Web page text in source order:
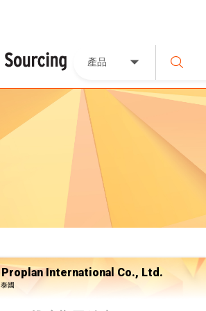
產品
Proplan International Co., Ltd.
泰國